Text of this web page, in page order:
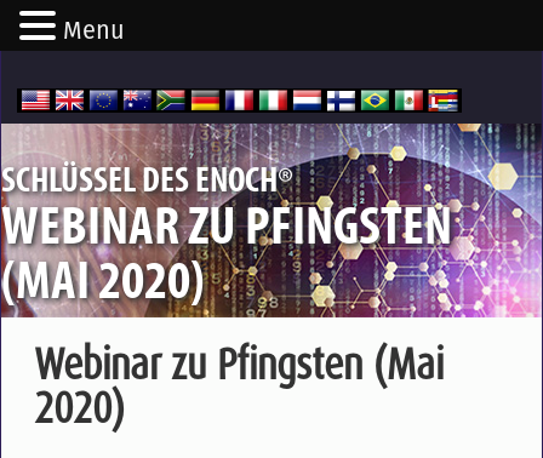
SCHLÜSSEL DES ENOCH®
WEBINAR ZU PFINGSTEN
(MAI 2020)
Webinar zu Pfingsten (Mai
2020)
Menu